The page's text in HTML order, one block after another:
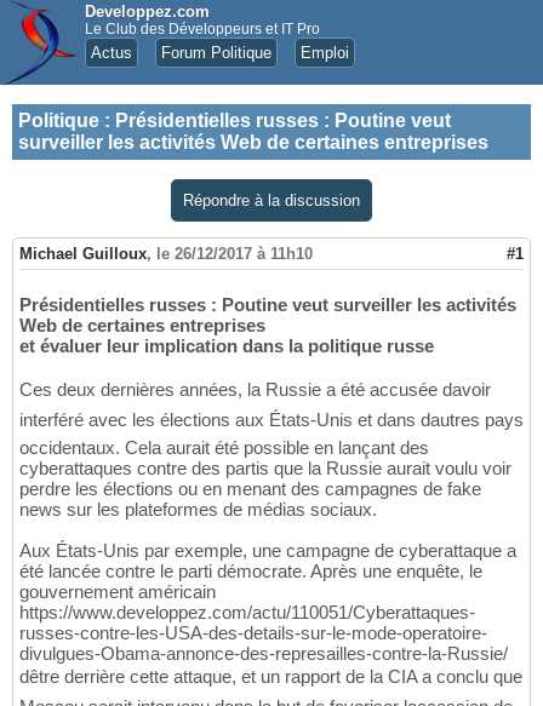
Developpez.com
Le Club des Développeurs et IT Pro
Actus Forum Politique Emploi
Politique : Présidentielles russes : Poutine veut
surveiller les activités Web de certaines entreprises
Répondre à la discussion
Michael Guilloux, le 26/12/2017 à 11h10 #1
Présidentielles russes : Poutine veut surveiller les activités
Web de certaines entreprises
et évaluer leur implication dans la politique russe
Ces deux dernières années, la Russie a été accusée davoir
interféré avec les élections aux États-Unis et dans dautres pays
occidentaux. Cela aurait été possible en lançant des
cyberattaques contre des partis que la Russie aurait voulu voir
perdre les élections ou en menant des campagnes de fake
news sur les plateformes de médias sociaux.
Aux États-Unis par exemple, une campagne de cyberattaque a
été lancée contre le parti démocrate. Après une enquête, le
gouvernement américain
https://www.developpez.com/actu/110051/Cyberattaques-
russes-contre-les-USA-des-details-sur-le-mode-operatoire-
divulgues-Obama-annonce-des-represailles-contre-la-Russie/
dêtre derrière cette attaque, et un rapport de la CIA a conclu que